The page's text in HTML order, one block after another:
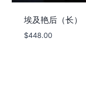
埃及艳后（长）
$448.00